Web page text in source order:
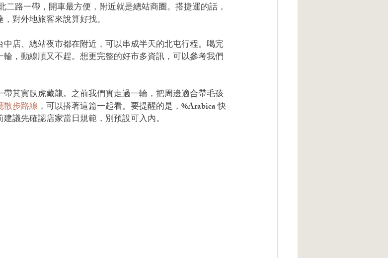
二路一帶，開車最方便，附近就是總站商圈。搭捷運的話，
對外地旅客來說算好找。
店、總站夜市都在附近，可以串成半天的北屯行程。喝完
，動線順又不趕。想更完整的好市多資訊，可以參考我們
其實臥虎藏龍。之前我們實走過一輪，把周邊適合帶毛孩
散步路線 ，可以搭著這篇一起看。要提醒的是，%Arabica 快
議先確認店家當日規範，別預設可入內。